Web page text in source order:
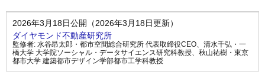
2026年3月18日公開（2026年3月18日更新）
ダイヤモンド不動産研究所
監修者: 水谷昂太郎・都市空間総合研究所 代表取締役CEO、 清水千弘・一
橋大学 大学院ソーシャル・データサイエンス研究科教授、 秋山祐樹・東京
都市大学 建築都市デザイン学部都市工学科教授